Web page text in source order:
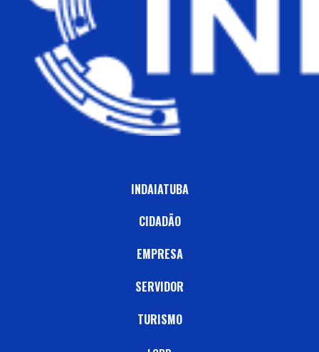
INDAIATUBA
CIDADÃO
EMPRESA
SERVIDOR
TURISMO